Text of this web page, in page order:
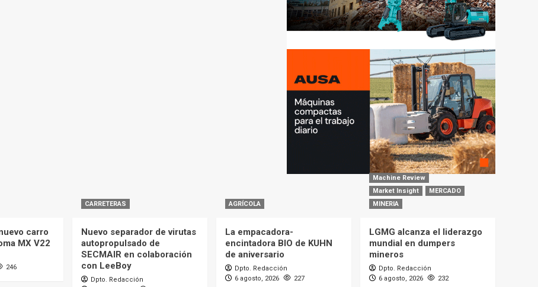
carro
MX V22
246
CARRETERAS
Nuevo separador de virutas
autopropulsado de
SECMAIR en colaboración
con LeeBoy
Dpto. Redacción
AGRÍCOLA
La empacadora-
encintadora BIO de KUHN
de aniversario
Dpto. Redacción
6 agosto, 2026
227
Machine Review
Market Insight
MERCADO
MINERIA
LGMG alcanza el liderazgo
mundial en dumpers
mineros
Dpto. Redacción
6 agosto, 2026
232